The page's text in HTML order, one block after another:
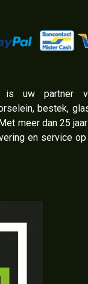
is uw partner
bestek,
meer dan 25
en service